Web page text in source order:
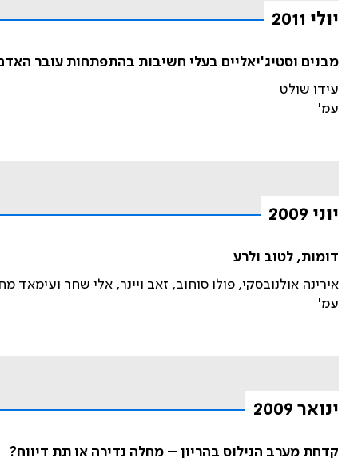
יולי 2011
מבנים וסטיג'יאליים בעלי חשיבות בהתפתחות עובר
עידו שולט
עמ'
יוני 2009
דומות, לטוב ולרע
אירינה אולנובסקי, פולו סוחוב, זאב ויינר, אלי שחר ועימאד
עמ'
ינואר 2009
קדחת מערב הנילוס בהריון – מחלה נדירה או תת דיווח?